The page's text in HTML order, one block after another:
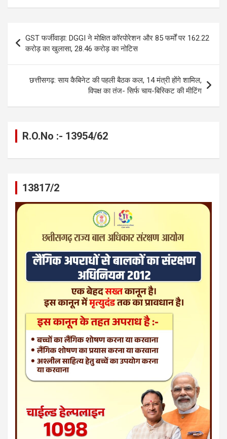
ce
b
o
o
k
se
n
g
er
at
s
A
p
p
e
gr
a
m
ail py
Li
n
k
ar
e
navigation
GST फर्जीवाड़ा: DGGI ने मोक्षित कॉरपोरेशन और 85 फर्मों पर 162.22
करोड़ का खुलासा, 28.46 करोड़ का नोटिस
छत्तीसगढ़: साय कैबिनेट की पहली बैठक कल, 14 मंत्री होंगे शामिल,
विपक्ष का तंज- सिर्फ चाय-बिस्किट की मीटिंग
R.O.No :- 13954/62
13817/2